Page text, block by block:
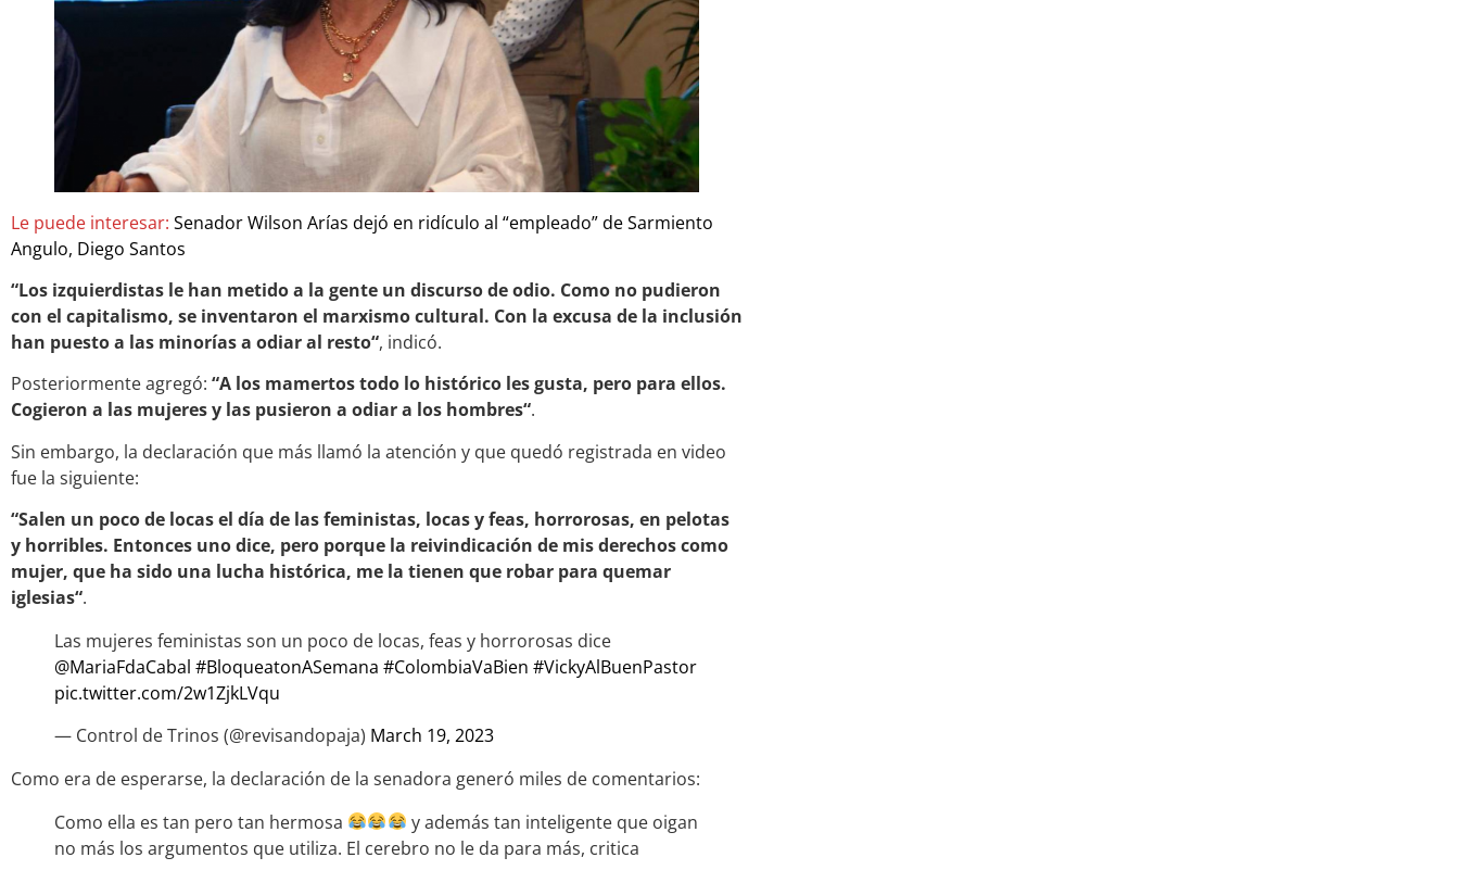
Le puede interesar: Senador Wilson Arías dejó en ridículo al “empleado” de Sarmiento
Angulo, Diego Santos
“Los izquierdistas le han metido a la gente un discurso de odio. Como no pudieron
con el capitalismo, se inventaron el marxismo cultural. Con la excusa de la inclusión
han puesto a las minorías a odiar al resto“, indicó.
Posteriormente agregó: “A los mamertos todo lo histórico les gusta, pero para ellos.
Cogieron a las mujeres y las pusieron a odiar a los hombres“.
Sin embargo, la declaración que más llamó la atención y que quedó registrada en video
fue la siguiente:
“Salen un poco de locas el día de las feministas, locas y feas, horrorosas, en pelotas
y horribles. Entonces uno dice, pero porque la reivindicación de mis derechos como
mujer, que ha sido una lucha histórica, me la tienen que robar para quemar
iglesias“.
Las mujeres feministas son un poco de locas, feas y horrorosas dice
@MariaFdaCabal #BloqueatonASemana #ColombiaVaBien #VickyAlBuenPastor
pic.twitter.com/2w1ZjkLVqu
— Control de Trinos (@revisandopaja) March 19, 2023
Como era de esperarse, la declaración de la senadora generó miles de comentarios:
Como ella es tan pero tan hermosa
y además tan inteligente que oigan
no más los argumentos que utiliza. El cerebro no le da para más, critica